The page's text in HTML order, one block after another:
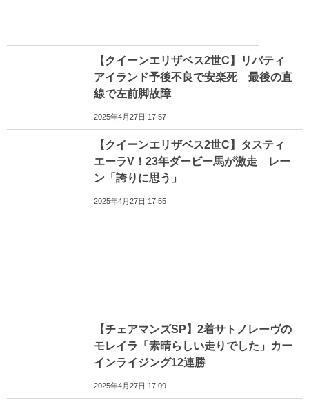
【クイーンエリザベス2世C】リバティ
アイランド予後不良で安楽死 最後の直
線で左前脚故障
2025年4月27日 17:57
【クイーンエリザベス2世C】タスティ
エーラV！23年ダービー馬が激走 レー
ン「誇りに思う」
2025年4月27日 17:55
【チェアマンズSP】2着サトノレーヴの
モレイラ「素晴らしい走りでした」カー
インライジング12連勝
2025年4月27日 17:09